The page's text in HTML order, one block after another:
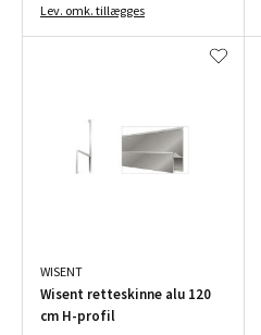
Lev. omk. tillægges
WISENT
Wisent retteskinne alu 120
cm H-profil